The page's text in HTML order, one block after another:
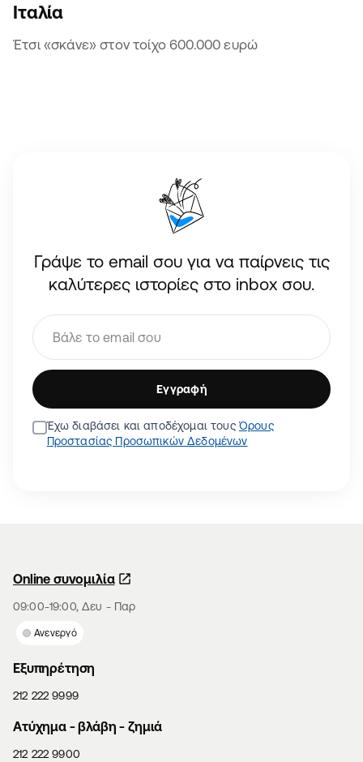
Ιταλία
Έτσι «σκάνε» στον τοίχο 600.000 ευρώ
Γράψε το email σου για να παίρνεις τις
καλύτερες ιστορίες στο inbox σου.
Εγγραφή
Έχω διαβάσει και αποδέχομαι τουςΌρους
Προστασίας Προσωπικών Δεδομένων
Online συνομιλία
09:00-19:00, Δευ - Παρ
Ανενεργό
Εξυπηρέτηση
212 222 9999
Aτύχημα - βλάβη - ζημιά
212 222 9900